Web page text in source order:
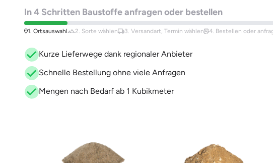
In 4 Schritten Baustoffe anfragen oder bestellen
1. Ortsauswahl 2. Sorte wählen 3. Versandart,Termin wählen 4. Bestellen oder
Kurze Lieferwege dank regionaler Anbieter
Schnelle Bestellung ohne viele Anfragen
Mengen nach Bedarf ab 1 Kubikmeter